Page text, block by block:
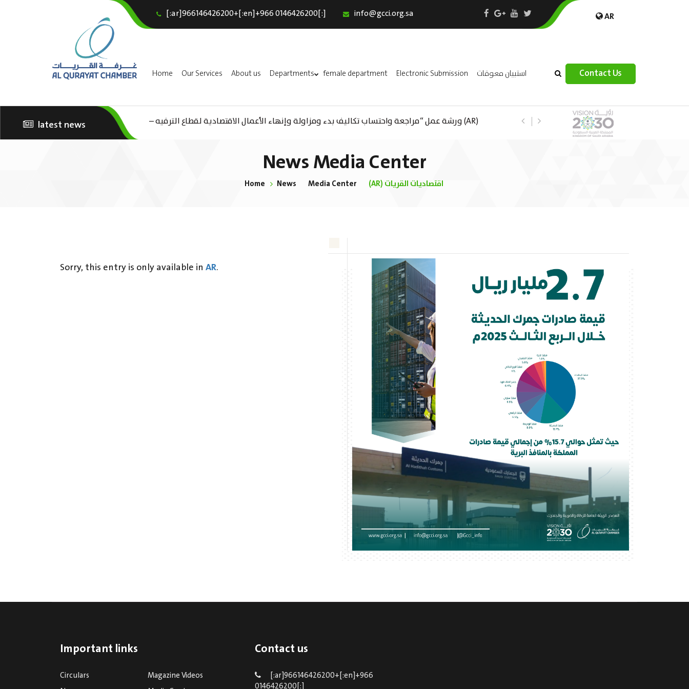
[:ar]966146426200+[:en]+966 0146426200[:] info@gcci.org.sa AR
Home Our Services About us Departments female department Electronic Submission استبيان معوقات Contact Us
Home
About us
female department
Electronic Submission
استبيان معوقات
latest news (AR) ورشة عمل : العمـــــل الحـــــر
News Media Center
Home News Media Center
Sorry, this entry is only available in AR.
Important links
Circulars
Magazine Videos
Contact us
[:ar]966146426200+[:en]+966
0146426200[:]